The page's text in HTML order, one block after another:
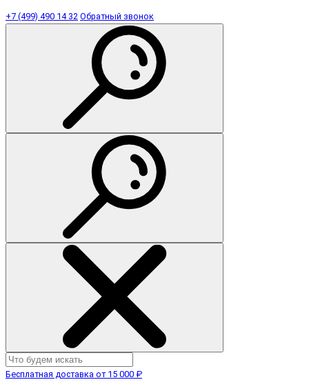
+7 (499) 490 14 32 Обратный звонок
Бесплатная доставка от 15 000 ₽